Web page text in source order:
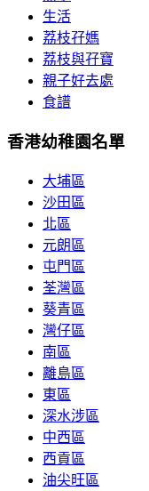
生活
荔枝孖媽
荔枝與孖寶
親子好去處
食譜
香港幼稚園名單
大埔區
沙田區
北區
元朗區
屯門區
荃灣區
葵青區
灣仔區
南區
離島區
東區
深水涉區
中西區
西貢區
油尖旺區